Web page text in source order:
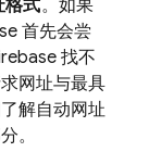
格式。如果
首先会尝
找不
网址与最具
解自动网址
。